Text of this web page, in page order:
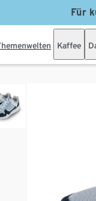
Für
Kaffee